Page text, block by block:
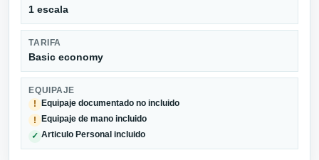
1 escala
TARIFA
Basic economy
EQUIPAJE
!
Equipaje documentado no incluido
! Equipaje de mano incluido
✓ Articulo Personal incluido